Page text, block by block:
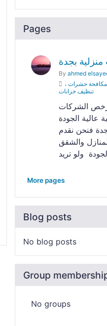
Pages
بجدة
By ahmed
حشرات ،
تنظيف خزانات
الشركات
عالية الجودة
فنحن نقدم
والشقق
More pages
Blog posts
No blog posts
Group
No groups